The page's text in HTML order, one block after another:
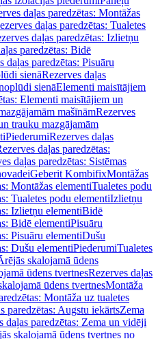
daļas paredzētas: Montāžas
daļas paredzētas: Tualetes
daļas paredzētas: Izlietņu
paredzētas: Bidē
daļas paredzētas: Pisuāru
sienāRezerves daļas
sienāElementi maisītājiem
Elementi maisītājiem un
mašīnāmRezerves
trauku mazgājamām
PiederumiRezerves daļas
daļas paredzētas:
daļas paredzētas: Sistēmas
Geberit KombifixMontāžas
Montāžas elementiTualetes podu
Tualetes podu elementiIzlietņu
Izlietņu elementiBidē
Bidē elementiPisuāru
Pisuāru elementiDušu
Dušu elementiPiederumiTualetes
skalojamā ūdens
ūdens tvertnesRezerves daļas
ūdens tvertnesMontāža
Montāža uz tualetes
paredzētas: Augstu iekārtsZema
daļas paredzētas: Zema un vidēji
skalojamā ūdens tvertnes no